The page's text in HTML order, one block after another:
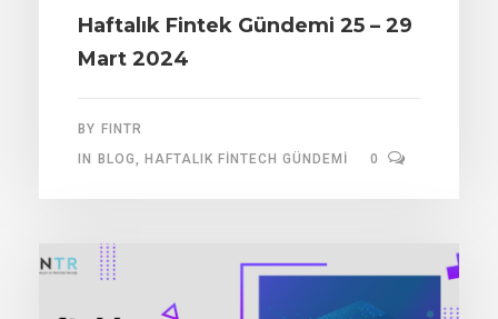
Haftalık Fintek Gündemi 25 – 29
Mart 2024
BY FINTR
IN
BLOG, HAFTALIK FINTECH GÜNDEMI 0